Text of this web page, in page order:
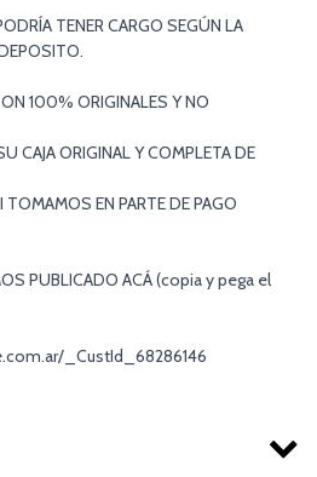
TENER CARGO SEGÚN LA
100% ORIGINALES Y NO
CAJA ORIGINAL Y COMPLETA DE
EN PARTE DE PAGO
PUBLICADO ACÁ (copia y pega el
_CustId_68286146